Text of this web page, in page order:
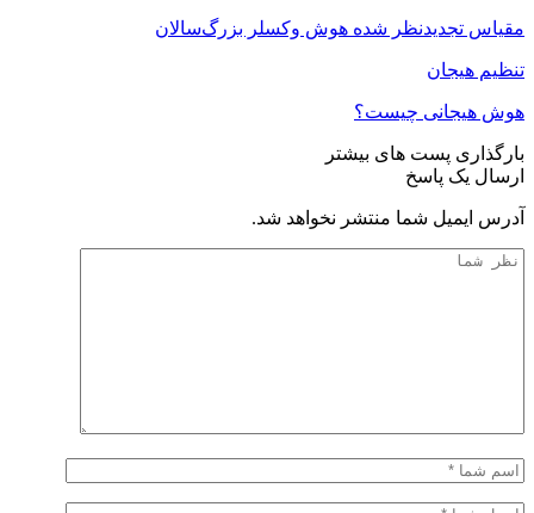
مقیاس تجدیدنظر شده هوش وکسلر بزرگ‌سالان
تنظیم هیجان
هوش هیجانی چیست؟
بارگذاری پست های بیشتر
ارسال یک پاسخ
آدرس ایمیل شما منتشر نخواهد شد.